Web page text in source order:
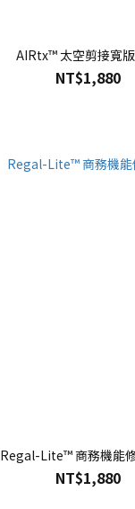
AIRtx™ 太空剪接寬
NT$1,880
Regal-Lite™ 商務機能
NT$1,880